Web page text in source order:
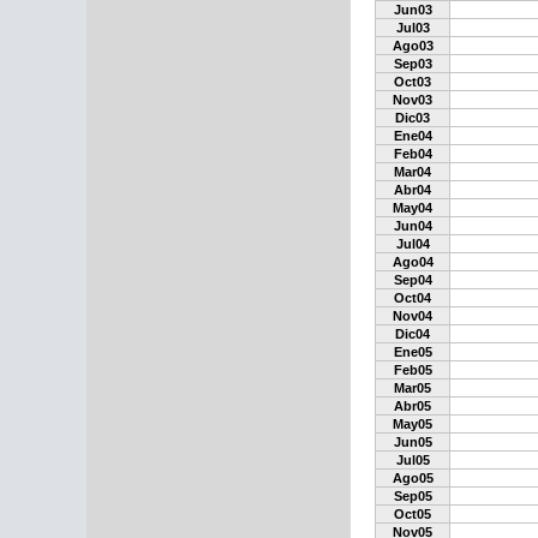
Jun03
Jul03
Ago03
Sep03
Oct03
Nov03
Dic03
Ene04
Feb04
Mar04
Abr04
May04
Jun04
Jul04
Ago04
Sep04
Oct04
Nov04
Dic04
Ene05
Feb05
Mar05
Abr05
May05
Jun05
Jul05
Ago05
Sep05
Oct05
Nov05